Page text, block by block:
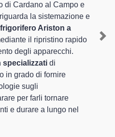
di Cardano al Campo e
la sistemazione e
Ariston a
il ripristino rapido
degli apparecchi.
specializzati di
in grado di fornire
sugli
per farli tornare
e durare a lungo nel